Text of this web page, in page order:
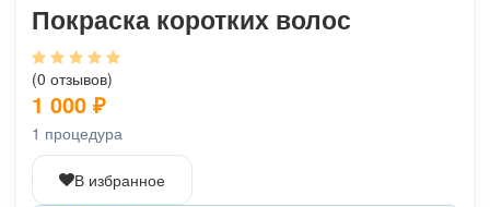
Афиша
Покраска коротких волос
(0 отзывов)
1 000 ₽
1 процедура
В избранное